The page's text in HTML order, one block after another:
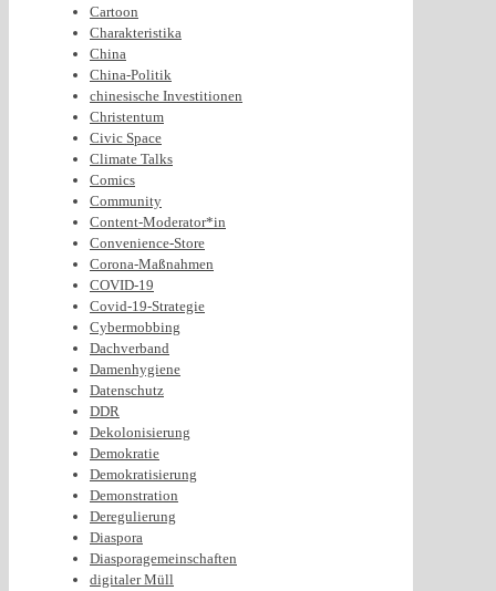
Cartoon
Charakteristika
China
China-Politik
chinesische Investitionen
Christentum
Civic Space
Climate Talks
Comics
Community
Content-Moderator*in
Convenience-Store
Corona-Maßnahmen
COVID-19
Covid-19-Strategie
Cybermobbing
Dachverband
Damenhygiene
Datenschutz
DDR
Dekolonisierung
Demokratie
Demokratisierung
Demonstration
Deregulierung
Diaspora
Diasporagemeinschaften
digitaler Müll